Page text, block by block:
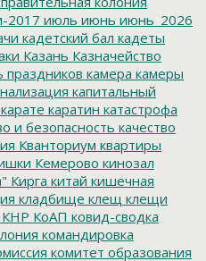
2017 июль июнь июнь_2026
кадетский бал кадеты
Казань Казначейство
праздников камера камеры
капитальный
карате каратин катастрофа
и безопасность качество
Кванториум квартиры
Кемерово кинозал
Кирга китай кишечная
кладбище клещ клещи
КНР КоАП ковид-сводка
командировка
комитет образования